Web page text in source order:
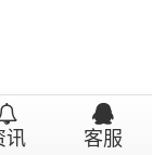
讯 客服